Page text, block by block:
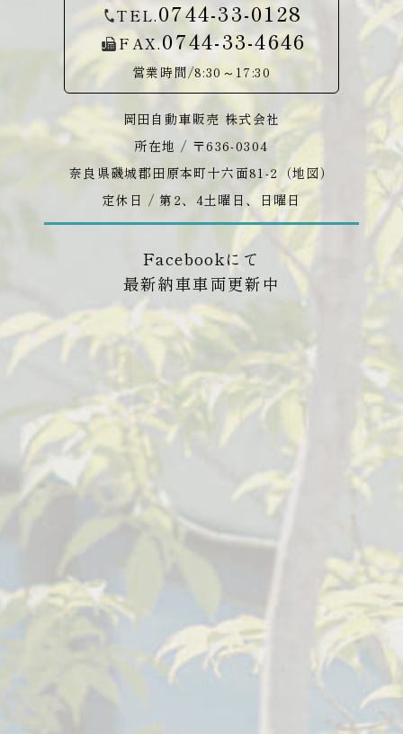
TEL.0744-33-0128
FAX.0744-33-4646
営業時間/8:30～17:30
岡田自動車販売 株式会社
所在地 / 〒636-0304
奈良県磯城郡田原本町十六面81-2（地図）
定休日 / 第2、4土曜日、日曜日
Facebookにて
最新納車車両更新中